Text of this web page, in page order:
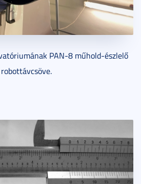
PAN-8 műhold-észlelő
robottávcsöve.